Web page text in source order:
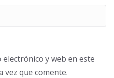
y web en este
vez que comente.